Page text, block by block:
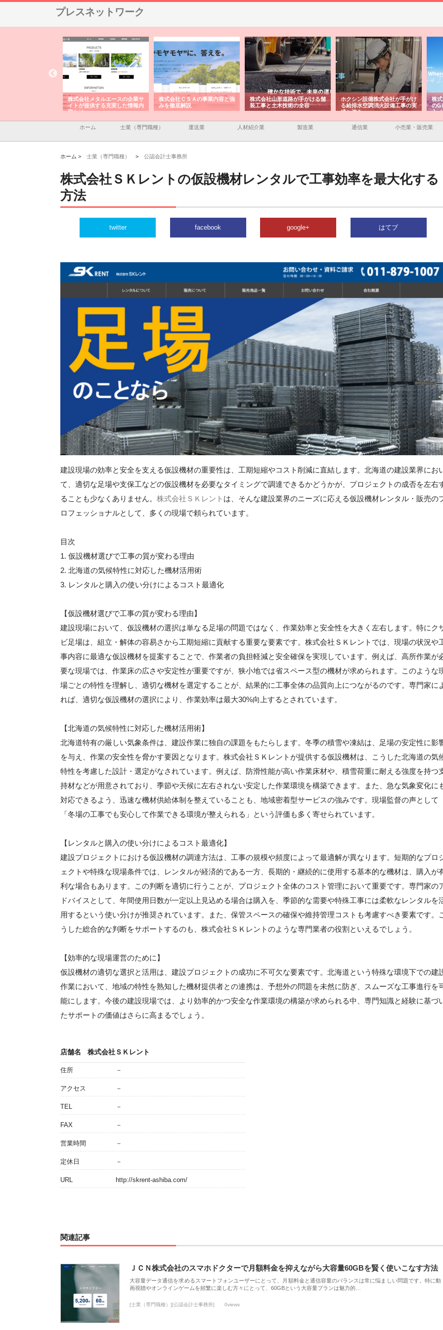
プレスネットワーク
株式会社メタルエースの企業サ
イトが提供する充実した情報内
容とは
株式会社ＣＳＡの事業内容と強
みを徹底解説
株式会社山形道路が手がける舗
装工事と土木技術の全容
ホクシン設備株式会社が手がけ
る給排水空調消火設備工事の実
績と強み
株
の
入
ホーム 士業（専門職種） 運送業 人材紹介業 製造業 通信業 小売業・販売業
ホーム > 士業（専門職種） > 公認会計士事務所
株式会社ＳＫレントの仮設機材レンタルで工事効率を最大化する
方法
twitter facebook google+ はてブ
建設現場の効率と安全を支える仮設機材の重要性は、工期短縮やコスト削減に直結します。北海道の建設業界にお
て、適切な足場や支保工などの仮設機材を必要なタイミングで調達できるかどうかが、プロジェクトの成否を左右
ることも少なくありません。 株式会社ＳＫレント は、そんな建設業界のニーズに応える仮設機材レンタル・販売の
ロフェッショナルとして、多くの現場で頼られています。
目次
1. 仮設機材選びで工事の質が変わる理由
2. 北海道の気候特性に対応した機材活用術
3. レンタルと購入の使い分けによるコスト最適化
【仮設機材選びで工事の質が変わる理由】
建設現場において、仮設機材の選択は単なる足場の問題ではなく、作業効率と安全性を大きく左右します。特にク
ビ足場は、組立・解体の容易さから工期短縮に貢献する重要な要素です。株式会社ＳＫレントでは、現場の状況や
事内容に最適な仮設機材を提案することで、作業者の負担軽減と安全確保を実現しています。例えば、高所作業が
要な現場では、作業床の広さや安定性が重要ですが、狭小地では省スペース型の機材が求められます。このような
場ごとの特性を理解し、適切な機材を選定することが、結果的に工事全体の品質向上につながるのです。専門家に
れば、適切な仮設機材の選択により、作業効率は最大30%向上するとされています。
【北海道の気候特性に対応した機材活用術】
北海道特有の厳しい気象条件は、建設作業に独自の課題をもたらします。冬季の積雪や凍結は、足場の安定性に影
を与え、作業の安全性を脅かす要因となります。株式会社ＳＫレントが提供する仮設機材は、こうした北海道の気
特性を考慮した設計・選定がなされています。例えば、防滑性能が高い作業床材や、積雪荷重に耐える強度を持つ
持材などが用意されており、季節や天候に左右されない安定した作業環境を構築できます。また、急な気象変化に
対応できるよう、迅速な機材供給体制を整えていることも、地域密着型サービスの強みです。現場監督の声として
「冬場の工事でも安心して作業できる環境が整えられる」という評価も多く寄せられています。
【レンタルと購入の使い分けによるコスト最適化】
建設プロジェクトにおける仮設機材の調達方法は、工事の規模や頻度によって最適解が異なります。短期的なプロ
ェクトや特殊な現場条件では、レンタルが経済的である一方、長期的・継続的に使用する基本的な機材は、購入が
利な場合もあります。この判断を適切に行うことが、プロジェクト全体のコスト管理において重要です。専門家の
ドバイスとして、年間使用日数が一定以上見込める場合は購入を、季節的な需要や特殊工事には柔軟なレンタルを
用するという使い分けが推奨されています。また、保管スペースの確保や維持管理コストも考慮すべき要素です。
うした総合的な判断をサポートするのも、株式会社ＳＫレントのような専門業者の役割といえるでしょう。
【効率的な現場運営のために】
仮設機材の適切な選択と活用は、建設プロジェクトの成功に不可欠な要素です。北海道という特殊な環境下での建
作業において、地域の特性を熟知した機材提供者との連携は、予想外の問題を未然に防ぎ、スムーズな工事進行を
能にします。今後の建設現場では、より効率的かつ安全な作業環境の構築が求められる中、専門知識と経験に基づ
たサポートの価値はさらに高まるでしょう。
店舗名 株式会社ＳＫレント
住所 －
アクセス －
TEL －
FAX －
営業時間 －
定休日 －
URL http://skrent-ashiba.com/
関連記事
ＪＣＮ株式会社のスマホドクターで月額料金を抑えながら大容量60GBを賢く使いこなす方法
大容量データ通信を求めるスマートフォンユーザーにとって、月額料金と通信容量のバランスは常に悩ましい問題です。特に動
画視聴やオンラインゲームを頻繁に楽しむ方々にとって、60GBという大容量プランは魅力的…
[士業（専門職種）][公認会計士事務所] 0views